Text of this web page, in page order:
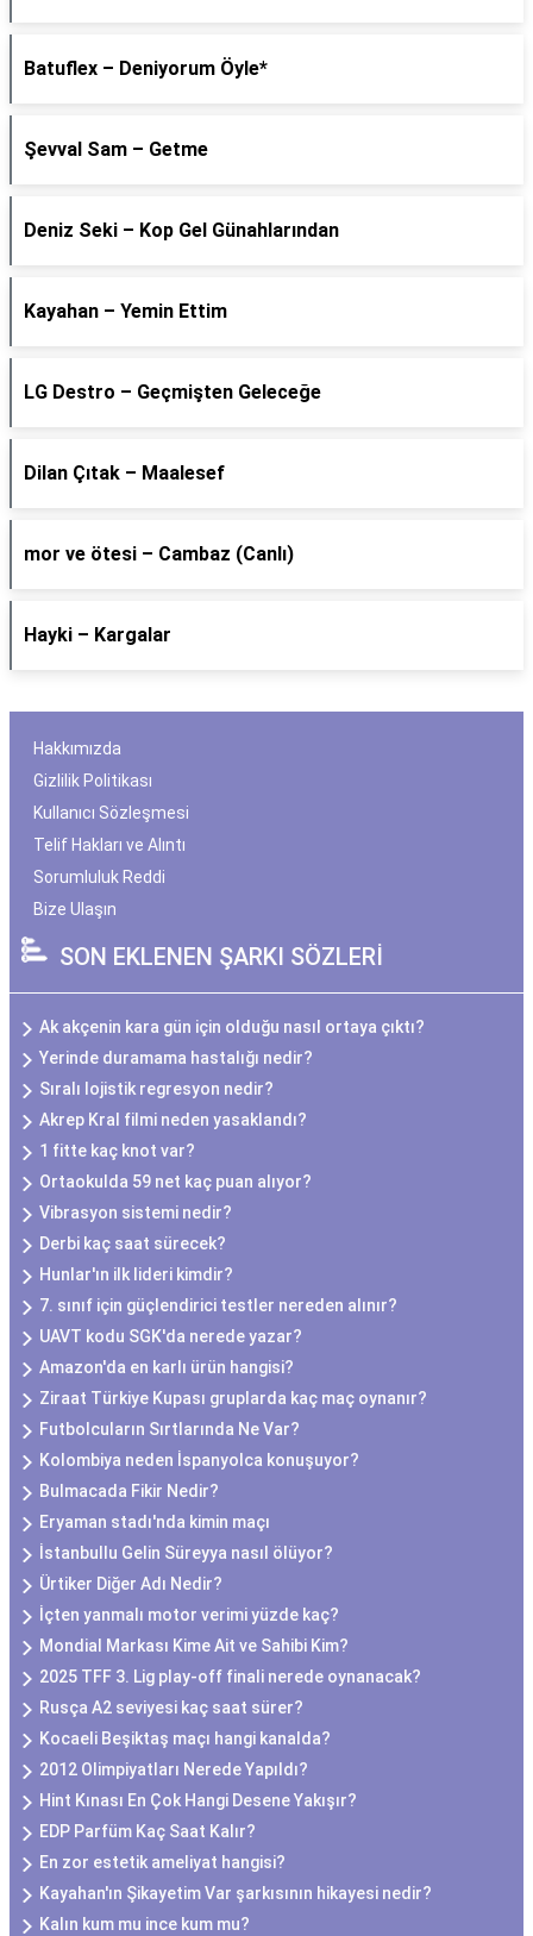
Batuflex – Deniyorum Öyle*
Şevval Sam – Getme
Deniz Seki – Kop Gel Günahlarından
Kayahan – Yemin Ettim
LG Destro – Geçmişten Geleceğe
Dilan Çıtak – Maalesef
​mor ve ötesi – Cambaz (Canlı)
Hayki – Kargalar
Hakkımızda
Gizlilik Politikası
Kullanıcı Sözleşmesi
Telif Hakları ve Alıntı
Sorumluluk Reddi
Bize Ulaşın
SON EKLENEN ŞARKI SÖZLERİ
Ak akçenin kara gün için olduğu nasıl ortaya çıktı?
Yerinde duramama hastalığı nedir?
Sıralı lojistik regresyon nedir?
Akrep Kral filmi neden yasaklandı?
1 fitte kaç knot var?
Ortaokulda 59 net kaç puan alıyor?
Vibrasyon sistemi nedir?
Derbi kaç saat sürecek?
Hunlar'ın ilk lideri kimdir?
7. sınıf için güçlendirici testler nereden alınır?
UAVT kodu SGK'da nerede yazar?
Amazon'da en karlı ürün hangisi?
Ziraat Türkiye Kupası gruplarda kaç maç oynanır?
Futbolcuların Sırtlarında Ne Var?
Kolombiya neden İspanyolca konuşuyor?
Bulmacada Fikir Nedir?
Eryaman stadı'nda kimin maçı
İstanbullu Gelin Süreyya nasıl ölüyor?
Ürtiker Diğer Adı Nedir?
İçten yanmalı motor verimi yüzde kaç?
Mondial Markası Kime Ait ve Sahibi Kim?
2025 TFF 3. Lig play-off finali nerede oynanacak?
Rusça A2 seviyesi kaç saat sürer?
Kocaeli Beşiktaş maçı hangi kanalda?
2012 Olimpiyatları Nerede Yapıldı?
Hint Kınası En Çok Hangi Desene Yakışır?
EDP Parfüm Kaç Saat Kalır?
En zor estetik ameliyat hangisi?
Kayahan'ın Şikayetim Var şarkısının hikayesi nedir?
Kalın kum mu ince kum mu?